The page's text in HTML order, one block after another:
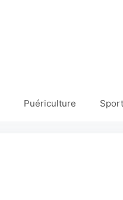
Puériculture